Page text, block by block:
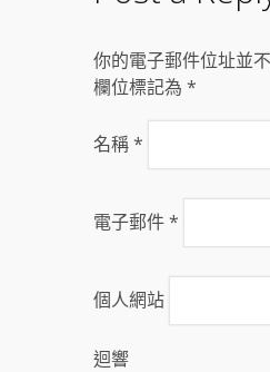
你的電子郵件位址並
欄位標記為 *
名稱*
電子郵件*
個人網站
迴響